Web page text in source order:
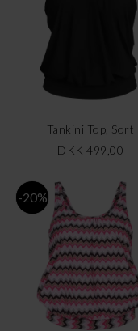
Tankini Top, Sort
DKK 499,00
-20%